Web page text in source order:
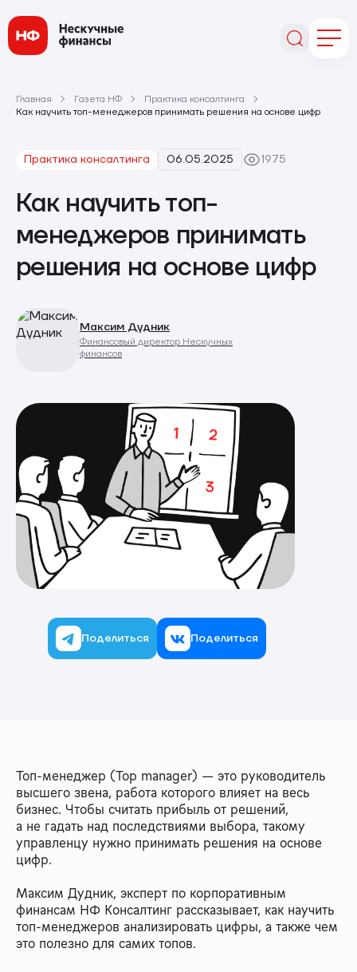
Главная Газета НФ
Практика консалтинга
Как научить топ-менеджеров принимать решения на основе цифр
Практика консалтинга 06.05.2025 1975
Как научить топ-
менеджеров принимать
решения на основе цифр
Максим Дудник
Финансовый директор Нескучных
финансов
Поделиться Поделиться
Топ-менеджер (Top manager) — это руководитель
высшего звена, работа которого влияет на весь
бизнес. Чтобы считать прибыль от решений,
а не гадать над последствиями выбора, такому
управленцу нужно принимать решения на основе
цифр.
Максим Дудник, эксперт по корпоративным
финансам НФ Консалтинг рассказывает, как научить
топ-менеджеров анализировать цифры, а также чем
это полезно для самих топов.